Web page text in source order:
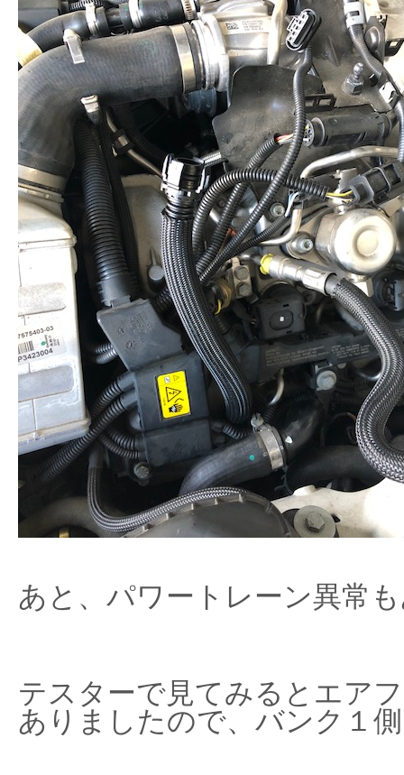
あと、パワートレーン異常
テスターで見てみるとエア
ありましたので、バンク１